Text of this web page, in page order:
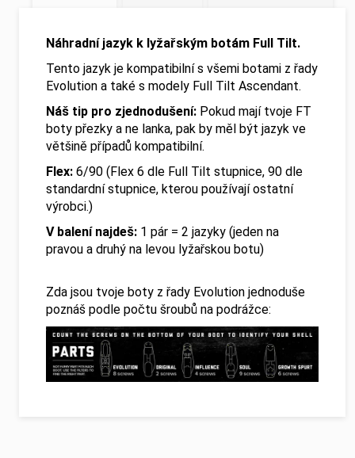
Náhradní jazyk k lyžařským botám Full Tilt.
Tento jazyk je kompatibilní s všemi botami z řady
Evolution a také s modely Full Tilt Ascendant.
Náš tip pro zjednodušení: Pokud mají tvoje FT
boty přezky a ne lanka, pak by měl být jazyk ve
většině případů kompatibilní.
Flex: 6/90 (Flex 6 dle Full Tilt stupnice, 90 dle
standardní stupnice, kterou používají ostatní
výrobci.)
V balení najdeš: 1 pár = 2 jazyky (jeden na
pravou a druhý na levou lyžařskou botu)
Zda jsou tvoje boty z řady Evolution jednoduše
poznáš podle počtu šroubů na podrážce: